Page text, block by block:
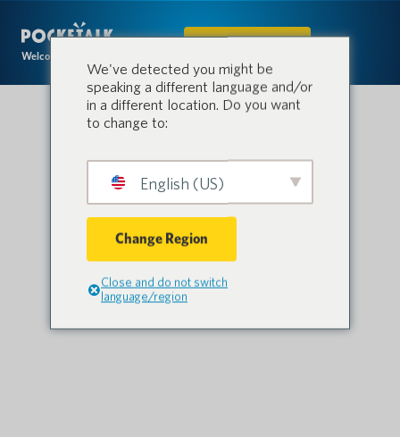
Welcome to the conversation.
IN DEN SHOP
We've detected you might be
speaking a different language and/or
in a different location. Do you want
to change to:
English (US)
Change Region
Close and do not switch
language/region